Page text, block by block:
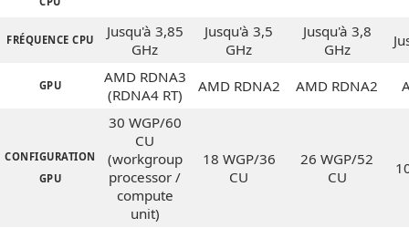
FRÉQUENCE CPU
Jusqu'à 3,85
GHz
Jusqu'à 3,5
GHz
Jusqu'à 3,8
GHz
GPU
AMD RDNA3
(RDNA4 RT)
AMD RDNA2 AMD RDNA2
CONFIGURATION
GPU
30 WGP/60
CU
(workgroup
processor /
compute
unit)
18 WGP/36
CU
26 WGP/52
CU